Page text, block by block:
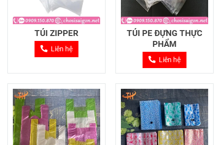
TÚI ZIPPER
Liên hệ
TÚI PE ĐỰNG THỰC
PHẨM
Liên hệ